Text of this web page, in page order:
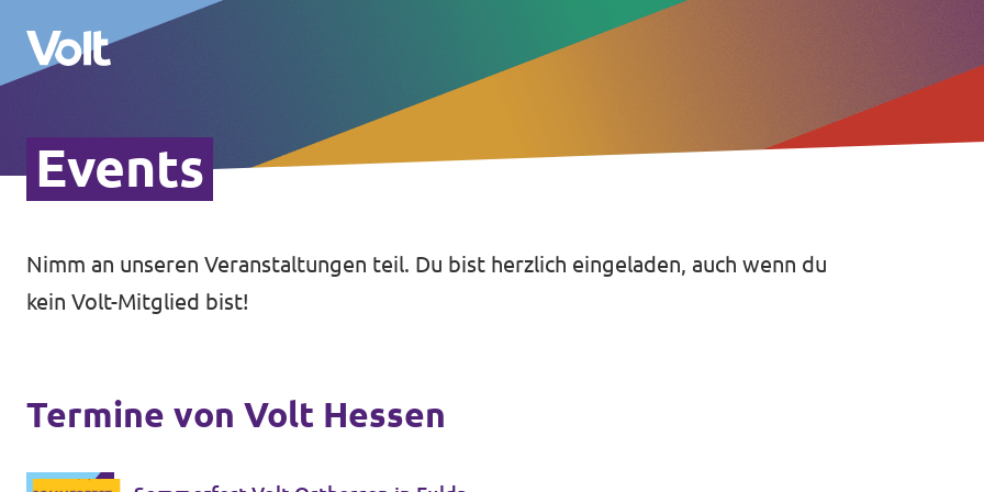
Volt in Hessen
Hessische Volt-Termine
Website Volt Deutschland
Programm
Neuigkeiten
Events
Nimm an unseren Veranstaltungen teil. Du bist herzlich eingeladen, auch wenn du
kein Volt-Mitglied bist!
Termine von Volt Hessen